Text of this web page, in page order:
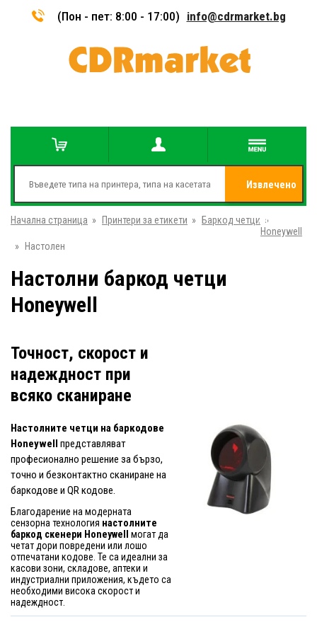
(Пон - пет: 8:00 - 17:00) info@cdrmarket.bg
Извлечено
от
Начална страница » Принтери за етикети » Баркод четци »
Honeywell
»
Настолен
Настолни баркод четци
Honeywell
Точност, скорост и
надеждност при
всяко сканиране
Настолните четци на баркодове
Honeywell представляват
професионално решение за бързо,
точно и безконтактно сканиране на
баркодове и QR кодове.
Благодарение на модерната
сензорна технология настолните
баркод скенери Honeywell
могат да
четат дори повредени или лошо
отпечатани кодове. Те са идеални за
касови зони, складове, аптеки и
индустриални приложения, където са
необходими висока скорост и
надеждност.